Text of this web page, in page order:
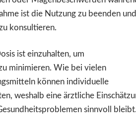
ist die Nutzung zu beenden und
konsultieren.
ist einzuhalten, um
minimieren. Wie bei vielen
können individuelle
weshalb eine ärztliche
sinnvoll